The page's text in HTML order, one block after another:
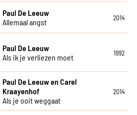
Paul De Leeuw
Allemaal angst
2014
Paul De Leeuw
Als ik je verliezen moet
1992
Paul De Leeuw en Carel
Kraayenhof
Als je ooit weggaat
2014